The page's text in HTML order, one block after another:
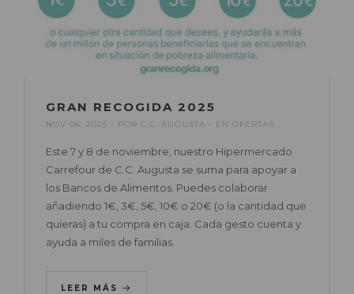
GRAN RECOGIDA 2025
NOV 06, 2025 POR C.C. AUGUSTA EN OFERTAS
Este 7 y 8 de noviembre, nuestro Hipermercado
Carrefour de C.C. Augusta se suma para apoyar a
los Bancos de Alimentos. Puedes colaborar
añadiendo 1€, 3€, 5€, 10€ o 20€ (o la cantidad que
quieras) a tu compra en caja. Cada gesto cuenta y
ayuda a miles de familias.
LEER MÁS